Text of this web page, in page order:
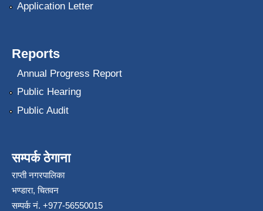
Application Letter
Reports
Annual Progress Report
Public Hearing
Public Audit
सम्पर्क ठेगाना
राप्ती नगरपालिका
भण्डारा, चितवन
सम्पर्क नं. +977-56550015